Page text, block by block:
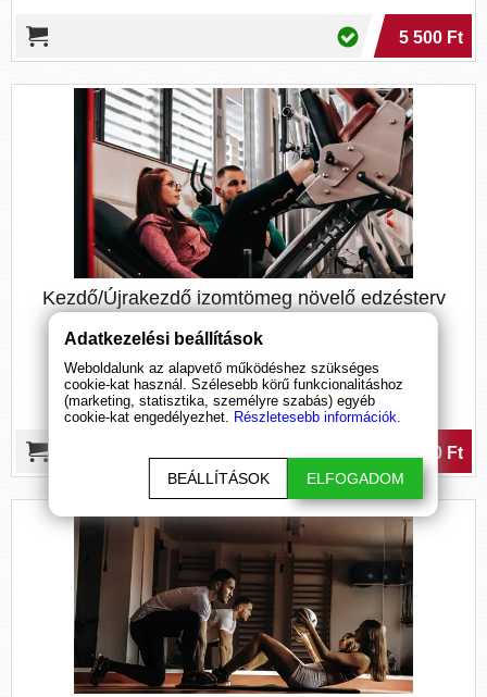
nagyobb sikereket, ezek alatt pedig tudásom mellé
rengeteg tapasztalatot is kaptam tőlük. Aki ebben
a szakmában dolgozik, hamar rájön, ez egy örök
tanulás. Nincs kettő ugyanolyan ember, ezért nem
lehet két vendéget ugyanúgy kezelni. Számos
embernél látom, hogy sajnos fogalmuk sincs,
hogyan is kell végrehajtani a gyakorlatok
többségét szabályosan, így fontosnak tartottam,
hogy ha online edzéstervet kínálunk, legyen
mellette valami, ami által méginkább
elsajátíthatják azt. A videók erre kiváló megoldást
kínálnak. Személy szerint 3-4 hetente ajánlanék új
edzéstervet, amely nem feltétlen jelenti az egész
edzésterv lecserélését, inkább csak néhány
gyakorlatot érint. Ennek köszönhetően
elkerülhetjük, hogy testünk hozzászokjon a
monoton terheléshez, meggyorsítva ezzel a
fejlődésünket.
5 500 Ft
Kezdő/Újrakezdő izomtömeg növelő edzésterv
5 500 Ft
Adatkezelési beállítások
Weboldalunk az alapvető működéshez szükséges
cookie-kat használ. Szélesebb körű funkcionalitáshoz
(marketing, statisztika, személyre szabás) egyéb
cookie-kat engedélyezhet. Részletesebb információk.
BEÁLLÍTÁSOK ELFOGADOM